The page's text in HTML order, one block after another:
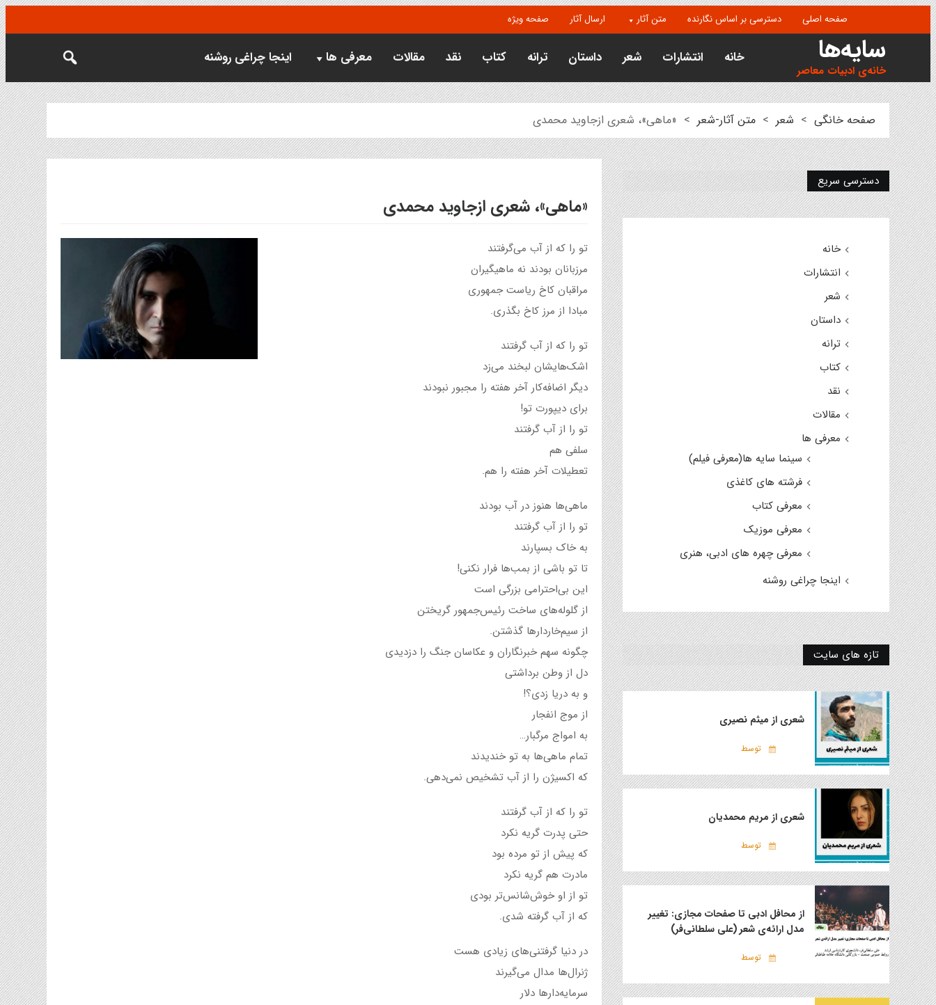
صفحه اصلی دسترسی بر اساس نگارنده متن آثار ارسال آثار صفحه ویژه
سایه‌ها
خانه‌ی ادبیات معاصر
خانه انتشارات شعر داستان ترانه کتاب نقد مقالات معرفی ها اینجا چراغی روشنه
صفحه خانگی > شعر > متن آثار-شعر > «ماهی»، شعری ازجاوید محمدی
«ماهی»، شعری ازجاوید محمدی
تو را که از آب می‌گرفتند
مرزبانان بودند نه ماهیگیران
مراقبان کاخ ریاست جمهوری
مبادا از مرز کاخ بگذری.
تو را که از آب گرفتند
اشک‌هایشان لبخند می‌زد
دیگر اضافه‌کار آخر هفته را مجبور نبودند
برای دیپورت تو!
تو را از آب گرفتند
سلفی هم
تعطیلات آخر هفته را هم.
ماهی‌ها هنوز در آب بودند
تو را از آب گرفتند
به خاک بسپارند
تا تو باشی از بمب‌ها فرار نکنی!
این بی‌احترامی بزرگی است
از گلوله‌های ساخت رئیس‌جمهور گریختن
از سیم‌خاردارها گذشتن.
چگونه سهم خبرنگاران و عکاسان جنگ را دزدیدی
دل از وطن برداشتی
و به دریا زدی؟!
از موج انفجار
به امواج مرگبار…
تمام ماهی‌ها به تو خندیدند
که اکسیژن را از آب تشخیص نمی‌دهی.
تو را که از آب گرفتند
حتی پدرت گریه نکرد
که پیش از تو مرده بود
مادرت هم گریه نکرد
تو از او خوش‌شانس‌تر بودی
که از آب گرفته شدی.
در دنیا گرفتنی‌های زیادی هست
ژنرال‌ها مدال می‌گیرند
سرمایه‌دارها دلار
دسترسی سریع
خانه
انتشارات
شعر
داستان
ترانه
کتاب
نقد
مقالات
معرفی ها
سینما سایه ها(معرفی فیلم)
فرشته های کاغذی
معرفی کتاب
معرفی موزیک
معرفی چهره های ادبی، هنری
اینجا چراغی روشنه
تازه های سایت
شعری از میثم نصیری
توسط
شعری از مریم محمدیان
توسط
از محافل ادبی تا صفحات مجازی: تغییر
مدل ارائه‌ی شعر (علی سلطانی‌فر)
توسط